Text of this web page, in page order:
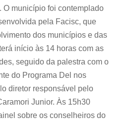
O município foi contemplado
pela Facisc, que
dos municípios e das
início às 14 horas com as
seguido da palestra com o
do Programa Del nos
diretor responsável pelo
Junior. Às 15h30
sobre os conselheiros do